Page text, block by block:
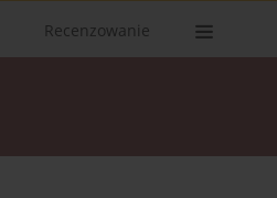
Recenzowanie